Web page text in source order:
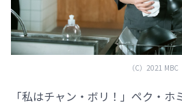
（C）2021 MBC
「私はチャン・ボリ！」ペク・